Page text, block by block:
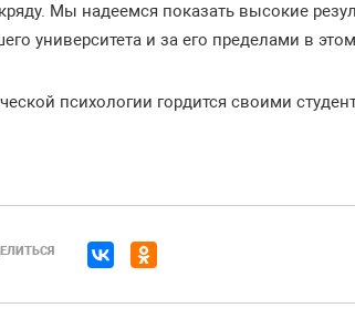
Мы надеемся показать высокие
университета и за его пределами в этом
психологии гордится своими